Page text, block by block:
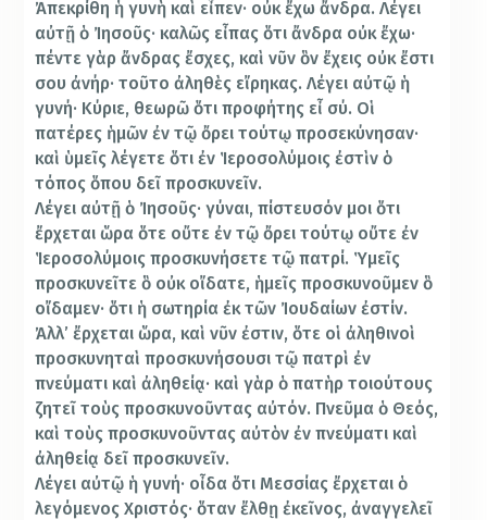
Ἀπεκρίθη ἡ γυνὴ καὶ εἶπεν· οὐκ ἔχω ἄνδρα. Λέγει
αὐτῇ ὁ Ἰησοῦς· καλῶς εἶπας ὅτι ἄνδρα οὐκ ἔχω·
πέντε γὰρ ἄνδρας ἔσχες, καὶ νῦν ὃν ἔχεις οὐκ ἔστι
σου ἀνήρ· τοῦτο ἀληθὲς εἴρηκας. Λέγει αὐτῷ ἡ
γυνή· Κύριε, θεωρῶ ὅτι προφήτης εἶ σύ. Οἱ
πατέρες ἡμῶν ἐν τῷ ὄρει τούτῳ προσεκύνησαν·
καὶ ὑμεῖς λέγετε ὅτι ἐν Ἱεροσολύμοις ἐστὶν ὁ
τόπος ὅπου δεῖ προσκυνεῖν.
Λέγει αὐτῇ ὁ Ἰησοῦς· γύναι, πίστευσόν μοι ὅτι
ἔρχεται ὥρα ὅτε οὔτε ἐν τῷ ὄρει τούτῳ οὔτε ἐν
Ἱεροσολύμοις προσκυνήσετε τῷ πατρί. Ὑμεῖς
προσκυνεῖτε ὃ οὐκ οἴδατε, ἡμεῖς προσκυνοῦμεν ὃ
οἴδαμεν· ὅτι ἡ σωτηρία ἐκ τῶν Ἰουδαίων ἐστίν.
Ἀλλ’ ἔρχεται ὥρα, καὶ νῦν ἐστιν, ὅτε οἱ ἀληθινοὶ
προσκυνηταὶ προσκυνήσουσι τῷ πατρὶ ἐν
πνεύματι καὶ ἀληθείᾳ· καὶ γὰρ ὁ πατὴρ τοιούτους
ζητεῖ τοὺς προσκυνοῦντας αὐτόν. Πνεῦμα ὁ Θεός,
καὶ τοὺς προσκυνοῦντας αὐτὸν ἐν πνεύματι καὶ
ἀληθείᾳ δεῖ προσκυνεῖν.
Λέγει αὐτῷ ἡ γυνή· οἶδα ὅτι Μεσσίας ἔρχεται ὁ
λεγόμενος Χριστός· ὅταν ἔλθῃ ἐκεῖνος, ἀναγγελεῖ